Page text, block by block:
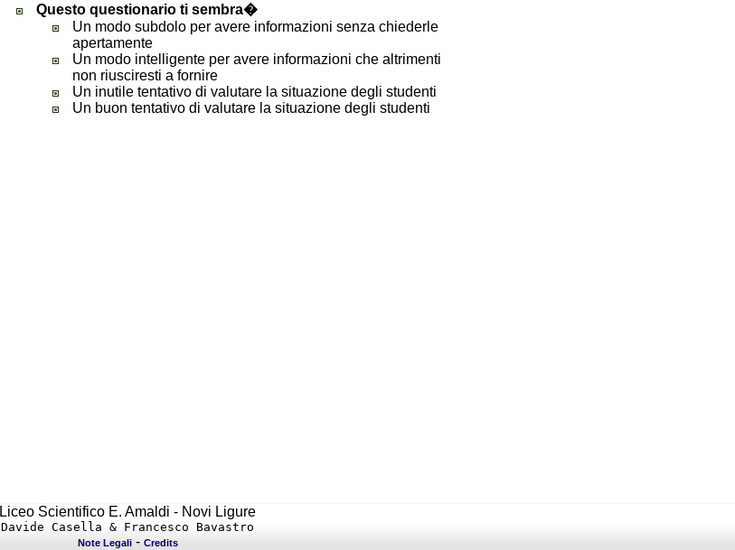
Questo questionario ti sembra�
Un modo subdolo per avere informazioni senza chiederle
apertamente
Un modo intelligente per avere informazioni che altrimenti
non riusciresti a fornire
Un inutile tentativo di valutare la situazione degli studenti
Un buon tentativo di valutare la situazione degli studenti
Liceo Scientifico E. Amaldi - Novi Ligure
Davide Casella & Francesco Bavastro
Note Legali- Credits